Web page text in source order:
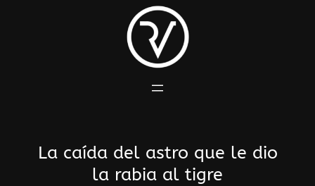
La caída del astro que le dio
la rabia al tigre